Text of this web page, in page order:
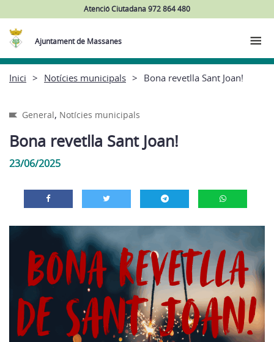
Atenció Ciutadana 972 864 480
Ajuntament de Massanes
Inici Notícies municipals Bona revetlla Sant Joan!
General, Notícies municipals
Bona revetlla Sant Joan!
23/06/2025